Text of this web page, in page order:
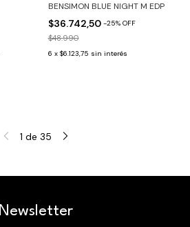
BENSIMON BLUE NIGHT M EDP
$36.742,50 -25% OFF
$48.990
6 x $6.123,75 sin interés
1 de 35
Newsletter